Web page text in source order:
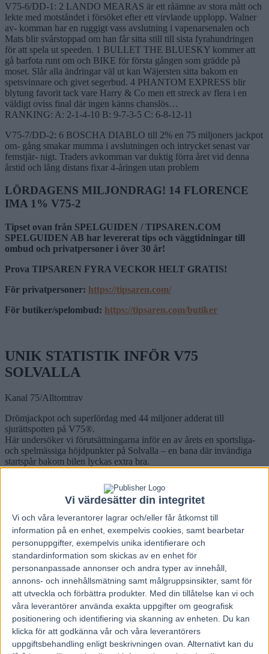
Vi värdesätter din integritet
Vi och våra leverantorer lagrar och/eller får åtkomst till
information på en enhet, exempelvis cookies, samt bearbetar
personuppgifter, exempelvis unika identifierare och
standardinformation som skickas av en enhet för
personanpassade annonser och andra typer av innehåll,
annons- och innehållsmätning samt målgruppsinsikter, samt för
att utveckla och förbättra produkter. Med din tillåtelse kan vi och
våra leverantörer använda exakta uppgifter om geografisk
positionering och identifiering via skanning av enheten. Du kan
klicka för att godkänna vår och våra leverantörers
uppgiftsbehandling enligt beskrivningen ovan. Alternativt kan du
V75-6/DD-1: 2 LANDO MEARAS är ett råämne av stora mått och
lekte med motståndet i försöket efter ett virvlande upplopp. Walner
av- komman har en ruggigt vass avslutning i vapenarsenalen och
Mats blir svårstoppad om han får sitta still till sista fyrahundringen
för att spela ut speeden. 1 BULLET THE BLUESKY kommer att
gå barfota runt om och BIKE för första gången som grädde på
moset. Slår alla ändringar väl ut kan Wäjersten sitta bakom en
spetsvinnare och givet segerbud. 4 PHANTOM EXPRESS blir
blytung favorit tack vare Harry & Co men ett streck av flera i en
väldigt oviss final där ingen känns chanslös…
RANKING: A: 2-1-4-10 B: 9-7-3-5 C: 6-8-12-11
V75-7/DD-2: 6 BOSCHA DIABLO till 2% en 75 miljoners jackpot
om- gång smakar mumma i avslutningen och intrycket senast var
femstjär- nigt. Traders avkomman var duktig förra året vid denna
årstid och lång distans fixar 4-åringen utan problem
LÖRDAGENS MILJONDRAG! 14 FLORENCE
IMA 1% V75-2
Tipset ovan från SPELGUIDEN / TIPSAREN.COM
SPELGUIDEN AB har levererat tips och väggtidningar till
ombud och privatpersoner i över 30 år!
Prova TIPSAREN FYRA VECKOR HELT GRATIS!
För privatpersoner: https://tipsaren.com/
För butiker/spelombud: https://tipsaren.com/butiker
UNIK STATISTIK INFÖR V75
SOLVALLA
Kanal 75/Alltomtrav
Drömjackpot och superlördag med 44 miljoner adderat till
sjurättspotten på V75®.
Här undersöker vi förutsättningarna inför en av årets en sportsliga-
och spelmässiga höjdpunkter på Solvalla – en bana där invändiga
startspår bakom bilen lyckas extra bra.
STL-finaler innebär att fem av lördagens avdelningar på V75 körs
över 2 140 meter autostart.
Därför är det värt att titta lite extra på förutsättningarna kring sådana
lopp.
Solvalla bytte startbil under 2016 varför undersökningen innefattar
resultat från 2017 och framåt.
All spårstatistik är hämtad ur Travfakta.
2 140 meter autostart (borträknat monté, spårtrappor och
kallblodslopp) sedan 2017
Segerprocent (ROI)
Solvalla – hela landet
Spår 1: 12 (77) – 9 (65)
Spår 2: 12 (78) – 11 (70)
Spår 3: 12 (63) – 11 (67)
Spår 4: 15 (85) – 13 (76)